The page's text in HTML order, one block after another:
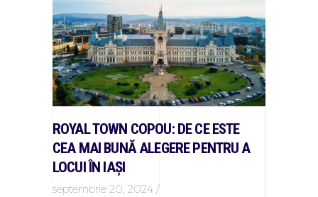
ROYAL TOWN COPOU: DE CE ESTE
CEA MAI BUNĂ ALEGERE PENTRU A
LOCUI ÎN IAȘI
septembrie 20, 2024